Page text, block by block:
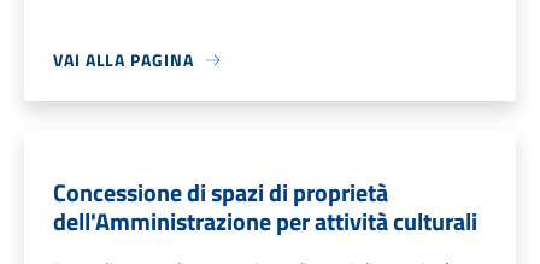
VAI ALLA PAGINA
Concessione di spazi di proprietà
dell'Amministrazione per attività culturali